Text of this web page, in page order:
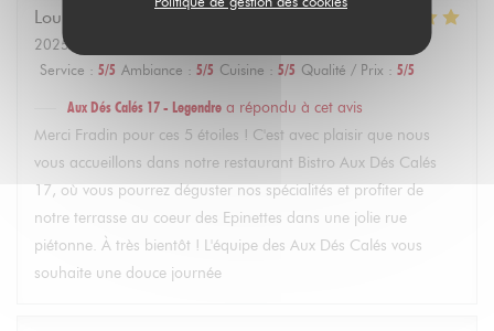
Louise
2025-02-22
Service : 5/5 Ambiance : 5/5 Cuisine : 5/5 Qualité / Prix : 5/5
Aux Dés Calés 17 - Legendre a répondu à cet avis
Merci Fradin pour ces 5 étoiles ! C'est avec plaisir que nous
vous accueillons dans notre restaurant Bistro Aux Dés Calés
17, où vous pourrez déguster nos spécialités et profiter de
notre terrasse au coeur des Epinettes dans une jolie rue
piétonne. À très bientôt ! L'équipe des Aux Dés Calés vous
souhaite une douce journée